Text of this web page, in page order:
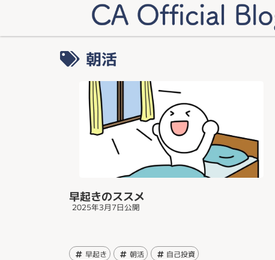
朝活
早起きのススメ
2025年3月7日公開
早起き 朝活 自己投資